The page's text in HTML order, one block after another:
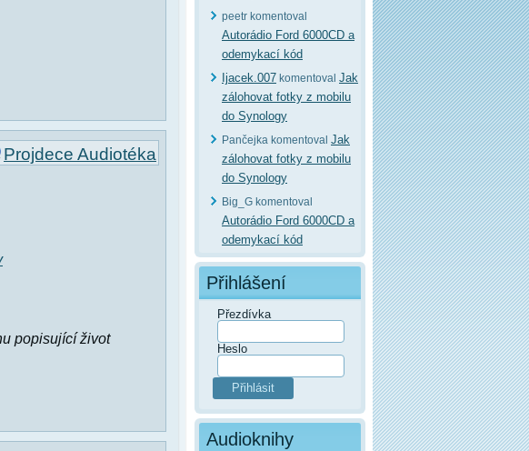
Projdece Audiotéka
popisující život
peetr komentoval
Autorádio Ford 6000CD a
odemykací kód
Ijacek.007 komentoval Jak
zálohovat fotky z mobilu
do Synology
Pančejka komentoval Jak
zálohovat fotky z mobilu
do Synology
Big_G komentoval
Autorádio Ford 6000CD a
odemykací kód
Přihlášení
Přezdívka
Heslo
Audioknihy